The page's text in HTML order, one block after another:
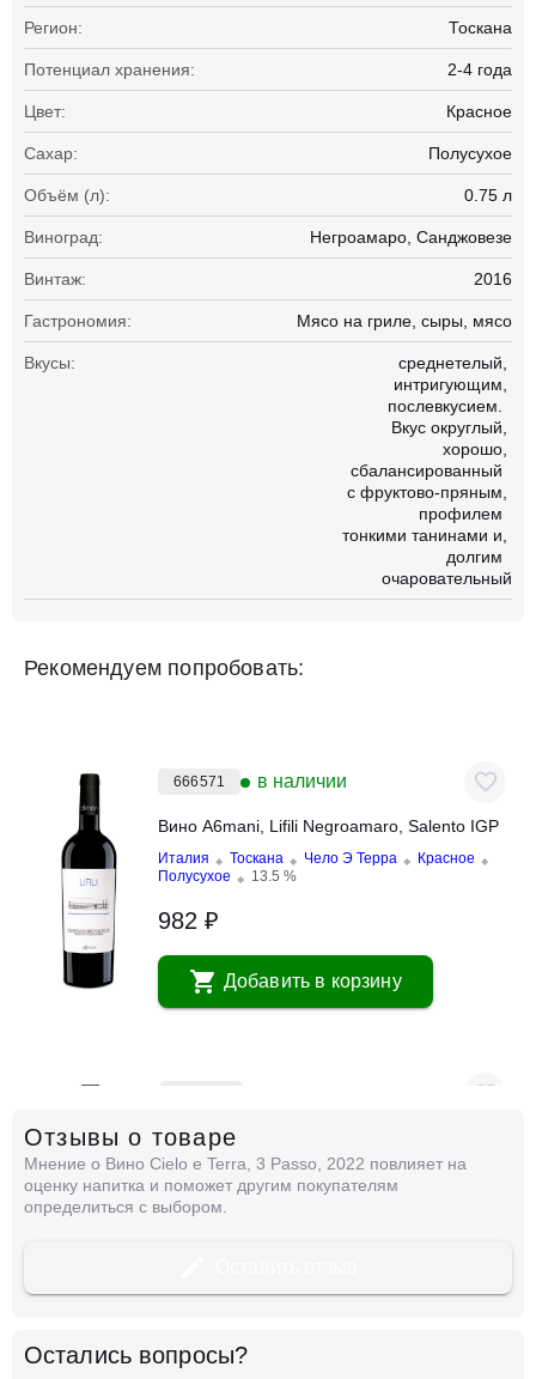
Регион: Тоскана
Потенциал хранения: 2-4 года
Цвет: Красное
Сахар: Полусухое
Объём (л): 0.75 л
Виноград: Негроамаро Санджовезе
Винтаж: 2016
Гастрономия: Мясо на гриле сыры мясо
Вкусы:
среднетелый
интригующим
послевкусием.
Вкус округлый
хорошо
сбалансированный
с фруктово-пряным
профилем
тонкими танинами и
долгим
очаровательный
Рекомендуем попробовать:
666571 в наличии
Вино A6mani, Lifili Negroamaro, Salento IGP
Италия Тоскана Чело Э Терра
Красное
Полусухое
13.5 %
982 ₽
Добавить в корзину
Вино A6mani, Lifili Primitivo, Salento IGP,
2021
Италия Тоскана Чело Э Терра
Полусухое
13.5 %
Добавить в корзину
Отзывы о товаре
Мнение о Вино Cielo e Terra, 3 Passo, 2022 повлияет на
оценку напитка и поможет другим покупателям
определиться с выбором.
Остались вопросы?